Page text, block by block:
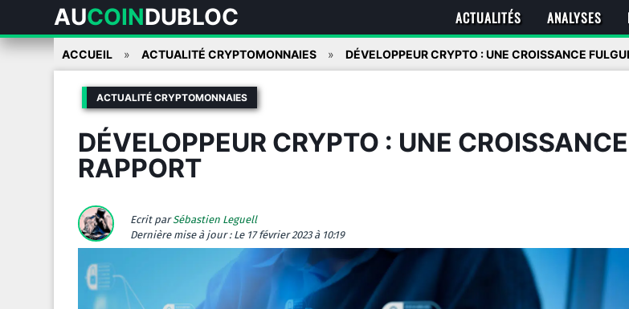
AUCOINDUBLOC ACTUALITÉS ANALYSES
Skip
ACCUEIL ACTUALITÉ CRYPTOMONNAIES DÉVELOPPEUR CRYPTO : UNE CROISSANCE
ACTUALITÉ CRYPTOMONNAIES
DÉVELOPPEUR CRYPTO : UNE
RAPPORT
Ecrit parSébastien Leguell
Dernière mise à jour : Le 17 février 2023 à 10:19